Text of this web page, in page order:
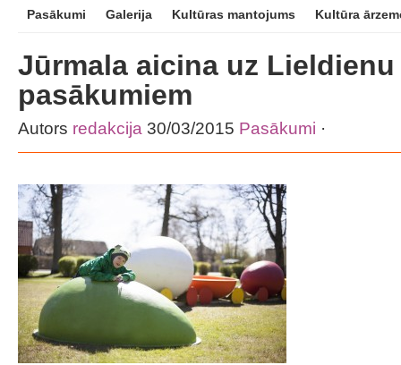
Pasākumi Galerija Kultūras mantojums Kultūra
Jūrmala aicina uz Lieldienu
pasākumiem
Autors redakcija 30/03/2015 Pasākumi ·